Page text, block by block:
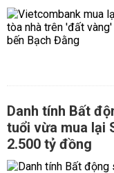
Danh tính Bất
tuổi vừa mua lại
2.500 tỷ đồng